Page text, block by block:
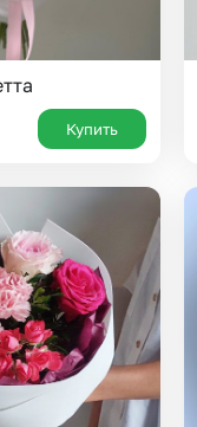
Купить